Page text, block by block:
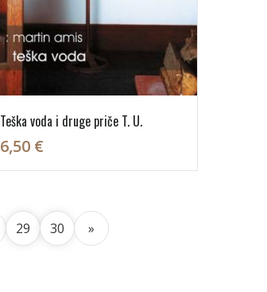
Teška voda i druge priče T. U.
6,50 €
29 30 »